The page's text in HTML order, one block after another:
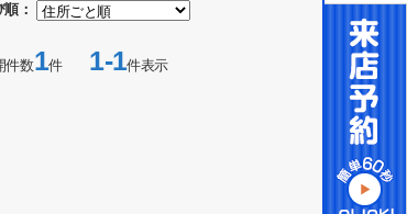
：
件数1件1-1件表示